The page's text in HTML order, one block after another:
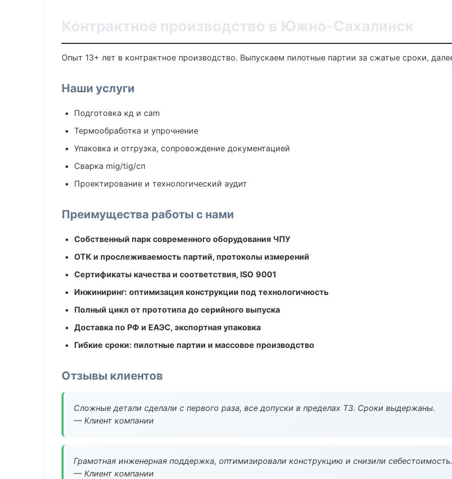
Контрактное производство в Южно-Сахалинск
Опыт 13+ лет в контрактное производство. Выпускаем пилотные партии за сжатые сроки,
Наши услуги
Подготовка кд и cam
Термообработка и упрочнение
Упаковка и отгрузка, сопровождение документацией
Сварка mig/tig/сп
Проектирование и технологический аудит
Преимущества работы с нами
Собственный парк современного оборудования ЧПУ
ОТК и прослеживаемость партий, протоколы измерений
Сертификаты качества и соответствия, ISO 9001
Инжиниринг: оптимизация конструкции под технологичность
Полный цикл от прототипа до серийного выпуска
Доставка по РФ и ЕАЭС, экспортная упаковка
Гибкие сроки: пилотные партии и массовое производство
Отзывы клиентов
Сложные детали сделали с первого раза, все допуски в пределах ТЗ. Сроки выдержаны.
— Клиент компании
Грамотная инженерная поддержка, оптимизировали конструкцию и снизили себестоимость.
— Клиент компании